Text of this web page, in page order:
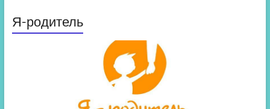
Я-родитель